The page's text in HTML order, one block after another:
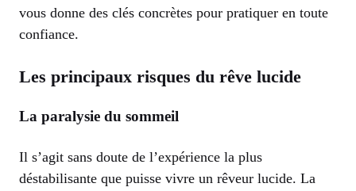
vous donne des clés concrètes pour pratiquer en toute
confiance.
Les principaux risques du rêve lucide
La paralysie du sommeil
Il s’agit sans doute de l’expérience la plus
déstabilisante que puisse vivre un rêveur lucide. La